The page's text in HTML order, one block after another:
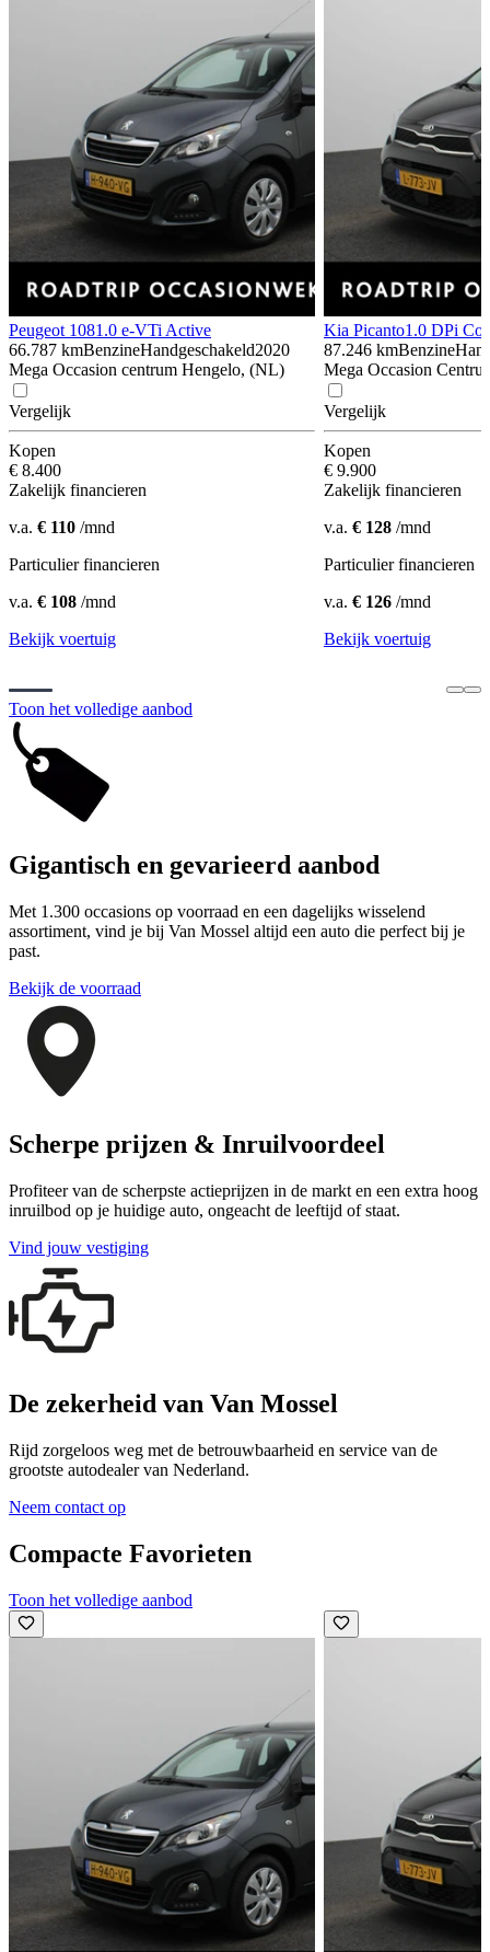
Peugeot 1081.0 e-VTi Active
66.787 kmBenzineHandgeschakeld2020
Mega Occasion centrum Hengelo, (NL)
Vergelijk
Kopen
€ 8.400
Zakelijk financieren
v.a. € 110 /mnd
Particulier financieren
v.a. € 108 /mnd
Bekijk voertuig
Kia Picanto1.0 DPi
87.246 kmBenzine
Mega Occasion
Vergelijk
Kopen
€ 9.900
Zakelijk financieren
v.a. € 128 /mnd
Particulier financieren
v.a. € 126 /mnd
Bekijk voertuig
Toon het volledige aanbod
Gigantisch en gevarieerd aanbod
Met 1.300 occasions op voorraad en een dagelijks wisselend
assortiment, vind je bij Van Mossel altijd een auto die perfect bij je
past.
Bekijk de voorraad
Scherpe prijzen & Inruilvoordeel
Profiteer van de scherpste actieprijzen in de markt en een extra hoog
inruilbod op je huidige auto, ongeacht de leeftijd of staat.
Vind jouw vestiging
De zekerheid van Van Mossel
Rijd zorgeloos weg met de betrouwbaarheid en service van de
grootste autodealer van Nederland.
Neem contact op
Compacte Favorieten
Toon het volledige aanbod